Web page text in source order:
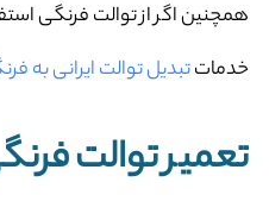
همچنین اگر از توالت فرنگی
خدماتتبدیل توالت ایرانی به
تعمیر توالت